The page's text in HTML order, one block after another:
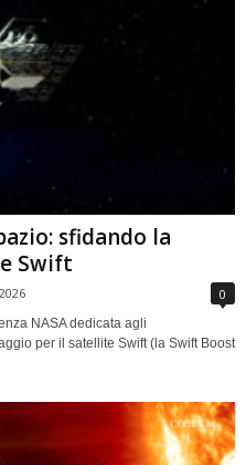
sfidando la
Swift
0
NASA dedicata agli
per il satellite Swift (la Swift Boost